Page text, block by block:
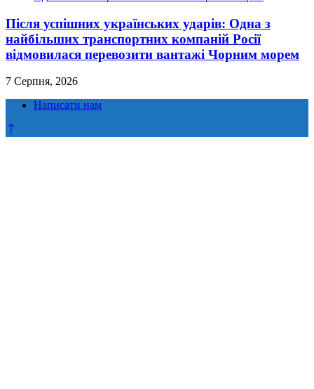
Після успішних українських ударів: Одна з
найбільших транспортних компаній Росії
відмовилася перевозити вантажі Чорним морем
7 Серпня, 2026
Написати нам
Прокрутка
до